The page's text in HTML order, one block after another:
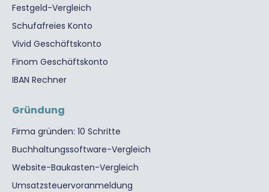
Festgeld-Vergleich
Schufafreies Konto
Vivid Geschäftskonto
Finom Geschäftskonto
IBAN Rechner
Gründung
Firma gründen: 10 Schritte
Buchhaltungssoftware-Vergleich
Website-Baukasten-Vergleich
Umsatzsteuervoranmeldung